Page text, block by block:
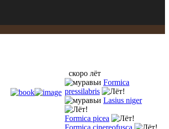
скоро лёт
Formica
pressilabris
Lasius niger
Formica picea
Formica cinereofusca